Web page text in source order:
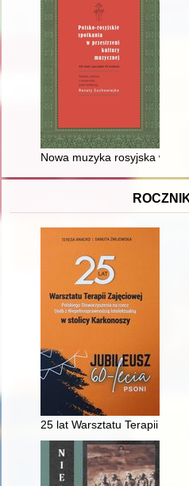
Nowa muzyka rosyjska w
25 lat Warsztatu Terapii